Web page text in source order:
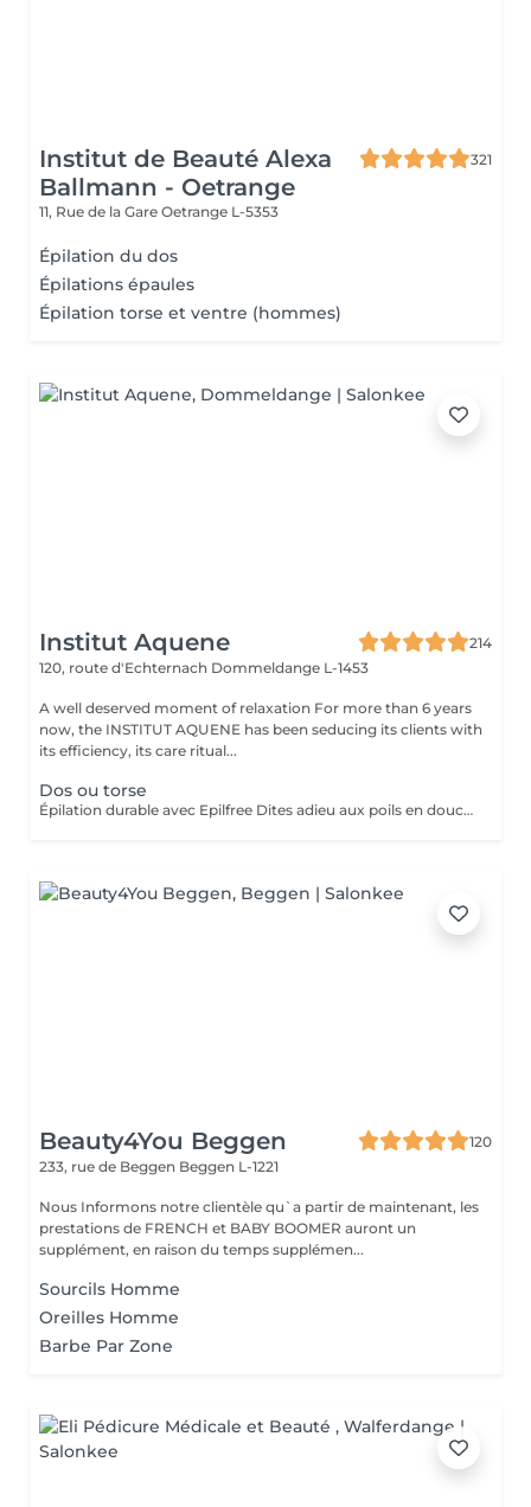
Institut de Beauté Alexa
Ballmann - Oetrange
321
11, Rue de la Gare Oetrange L-5353
Épilation du dos
Épilations épaules
Épilation torse et ventre (hommes)
Institut Aquene
214
120, route d'Echternach Dommeldange L-1453
A well deserved moment of relaxation For more than 6 years
now, the INSTITUT AQUENE has been seducing its clients with
its efficiency, its care ritual...
Dos ou torse
Épilation durable avec Epilfree Dites adieu aux poils en douceur Découvrez Epilfree, une méthode révolutionnaire qui permet de réduire durablement la pilosité, sans laser ni contrainte. Après une épilation à la cire, une solution spécifique est appliquée pour agir directement à la racine du poil et ralentir sa repousse séance après séance. Pourquoi choisir Epilfree ? Efficace sur tous les types de poils (clairs, foncés, fins, épais) Adapté à toutes les couleurs de peau Sans aucune restriction au soleil (idéal toute l'année, même en été ) Compatible sur les zones tatouées Réduction progressive et durable de la repousse Moins de poils incarnés, peau plus douce Résultats visibles rapidement Dès les premières séances : Le poil repousse plus lentement Il devient plus fin et plus clair Les zones s'éclaircissent et s'adoucissent Pour un résultat optimal, une cure est recommandée.
Beauty4You Beggen
120
233, rue de Beggen Beggen L-1221
Nous Informons notre clientèle qu`a partir de maintenant, les
prestations de FRENCH et BABY BOOMER auront un
supplément, en raison du temps supplémen...
Sourcils Homme
Oreilles Homme
Barbe Par Zone